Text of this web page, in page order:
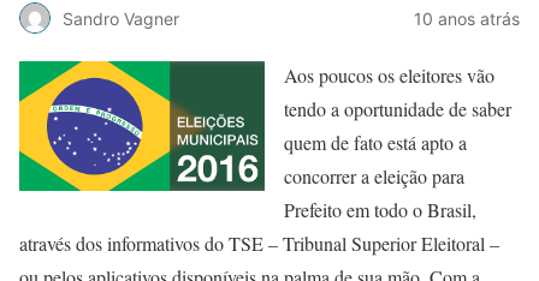
Sandro Vagner 10 anos atrás
Aos poucos os eleitores vão
tendo a oportunidade de saber
quem de fato está apto a
concorrer a eleição para
Prefeito em todo o Brasil,
através dos informativos do TSE – Tribunal Superior Eleitoral –